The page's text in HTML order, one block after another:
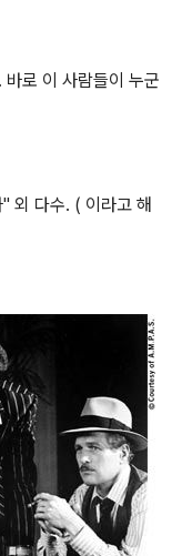
로 이 사람들이 누군
외 다수. ( 이라고 해